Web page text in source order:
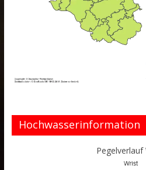
Hochwasserinformation
Pegelverlauf